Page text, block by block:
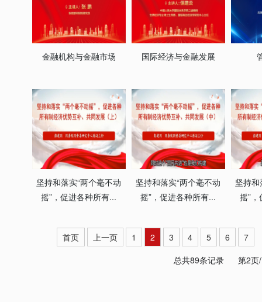
金融机构与金融市场 国际经济与金融发展
坚持和落实“两个毫不动
摇”，促进各种所有...
坚持和落实“两个毫不动
摇”，促进各种所有...
坚持和
摇”
首页 上一页 1 2 3 4 5 6 7
总共89条记录 第2页/